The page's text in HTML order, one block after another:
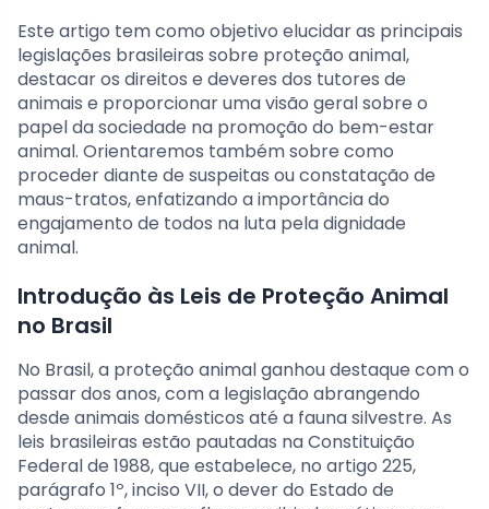
Este artigo tem como objetivo elucidar as principais
legislações brasileiras sobre proteção animal,
destacar os direitos e deveres dos tutores de
animais e proporcionar uma visão geral sobre o
papel da sociedade na promoção do bem-estar
animal. Orientaremos também sobre como
proceder diante de suspeitas ou constatação de
maus-tratos, enfatizando a importância do
engajamento de todos na luta pela dignidade
animal.
Introdução às Leis de Proteção Animal
no Brasil
No Brasil, a proteção animal ganhou destaque com o
passar dos anos, com a legislação abrangendo
desde animais domésticos até a fauna silvestre. As
leis brasileiras estão pautadas na Constituição
Federal de 1988, que estabelece, no artigo 225,
parágrafo 1º, inciso VII, o dever do Estado de